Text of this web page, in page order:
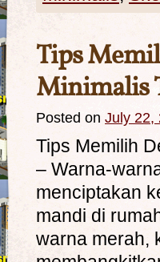
Tips
Minimalis
Posted on July 22,
Tips Memilih
– Warna-
menciptakan
mandi di
warna merah,